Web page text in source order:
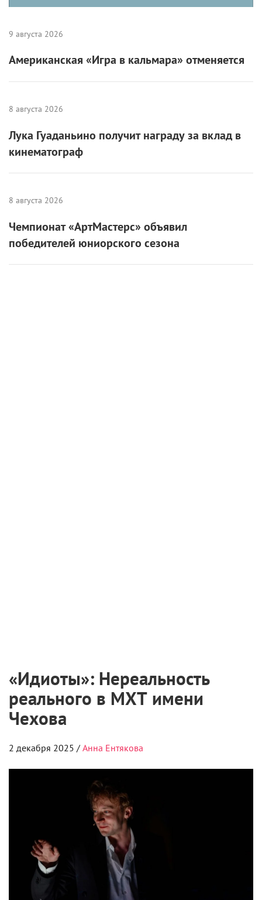
9 августа 2026
Американская «Игра в кальмара» отменяется
8 августа 2026
Лука Гуаданьино получит награду за вклад в
кинематограф
8 августа 2026
Чемпионат «АртМастерс» объявил
победителей юниорского сезона
«Идиоты»: Нереальность
реального в МХТ имени
Чехова
2 декабря 2025 / Анна Ентякова